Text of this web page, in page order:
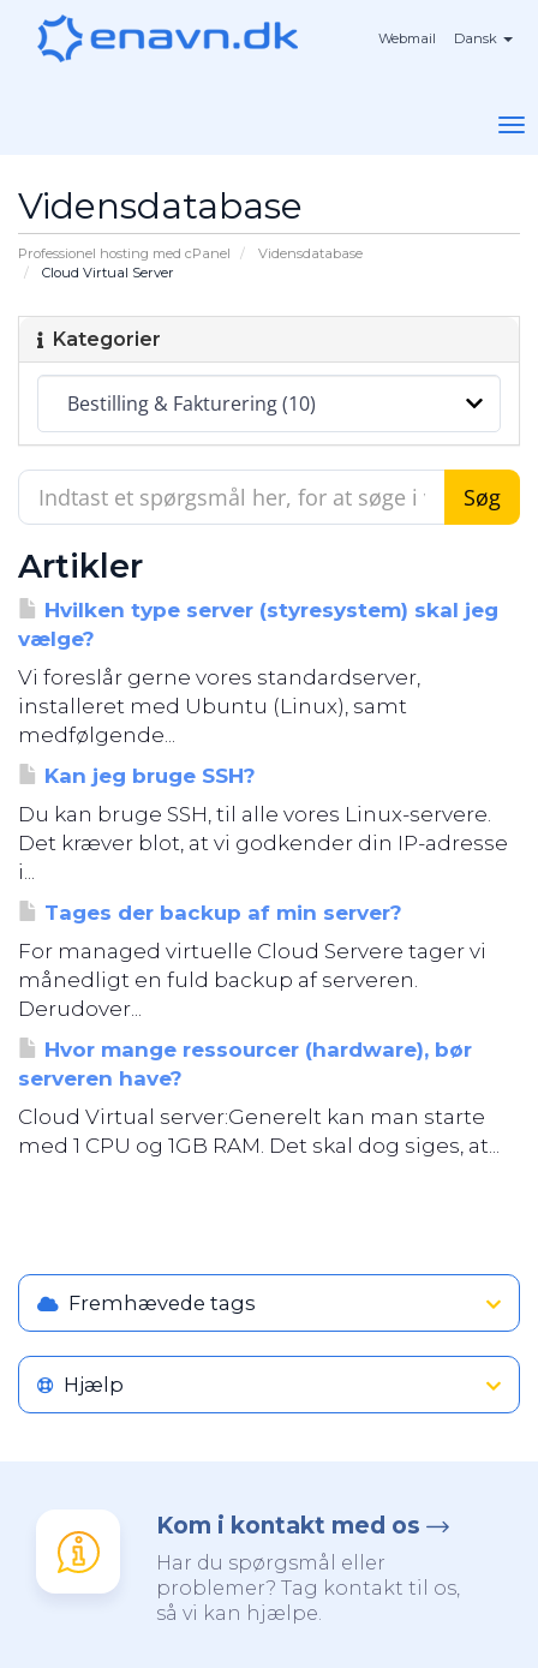
Webmail Dansk
Vidensdatabase
Professionel hosting med cPanel
Vidensdatabase
Cloud Virtual Server
Kategorier
Artikler
Hvilken type server (styresystem) skal jeg
vælge?
Vi foreslår gerne vores standardserver,
installeret med Ubuntu (Linux), samt
medfølgende...
Kan jeg bruge SSH?
Du kan bruge SSH, til alle vores Linux-servere.
Det kræver blot, at vi godkender din IP-adresse
i...
Tages der backup af min server?
For managed virtuelle Cloud Servere tager vi
månedligt en fuld backup af serveren.
Derudover...
Hvor mange ressourcer (hardware), bør
serveren have?
Cloud Virtual server:Generelt kan man starte
med 1 CPU og 1GB RAM. Det skal dog siges, at...
Fremhævede tags
Hjælp
Kom i kontakt med os
Har du spørgsmål eller
problemer? Tag kontakt til os,
så vi kan hjælpe.